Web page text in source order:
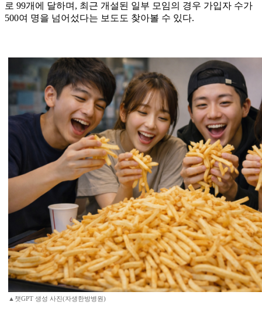
로 99개에 달하며, 최근 개설된 일부 모임의 경우 가입자 수가
500여 명을 넘어섰다는 보도도 찾아볼 수 있다.
▲챗GPT 생성 사진(자생한방병원)